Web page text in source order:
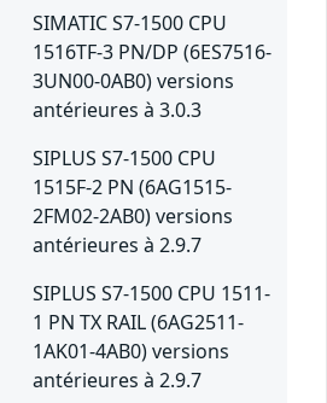
SIMATIC S7-1500 CPU
1516TF-3 PN/DP (6ES7516-
3UN00-0AB0) versions
antérieures à 3.0.3
SIPLUS S7-1500 CPU
1515F-2 PN (6AG1515-
2FM02-2AB0) versions
antérieures à 2.9.7
SIPLUS S7-1500 CPU 1511-
1 PN TX RAIL (6AG2511-
1AK01-4AB0) versions
antérieures à 2.9.7